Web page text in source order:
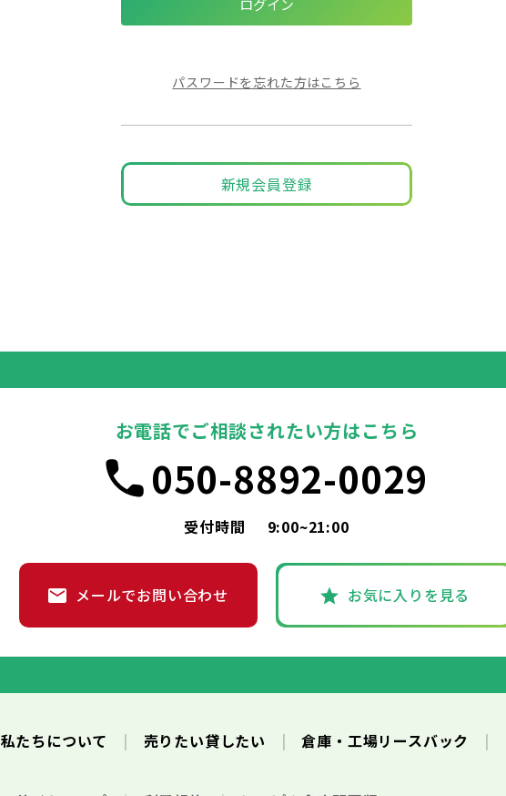
パスワードを忘れた方はこちら
新規会員登録
お電話でご相談されたい方はこちら
050-8892-0029
受付時間 9:00~21:00
メールでお問い合わせ お気に入りを見る
私たちについて 売りたい貸したい 倉庫・工場リースバック